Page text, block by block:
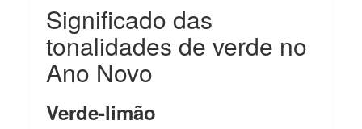
Significado das
tonalidades de verde no
Ano Novo
Verde-limão